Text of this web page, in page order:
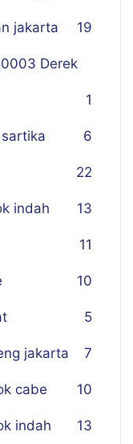
jakarta 19
Derek
1
6
22
indah 13
11
10
5
jakarta 7
cabe 10
indah 13